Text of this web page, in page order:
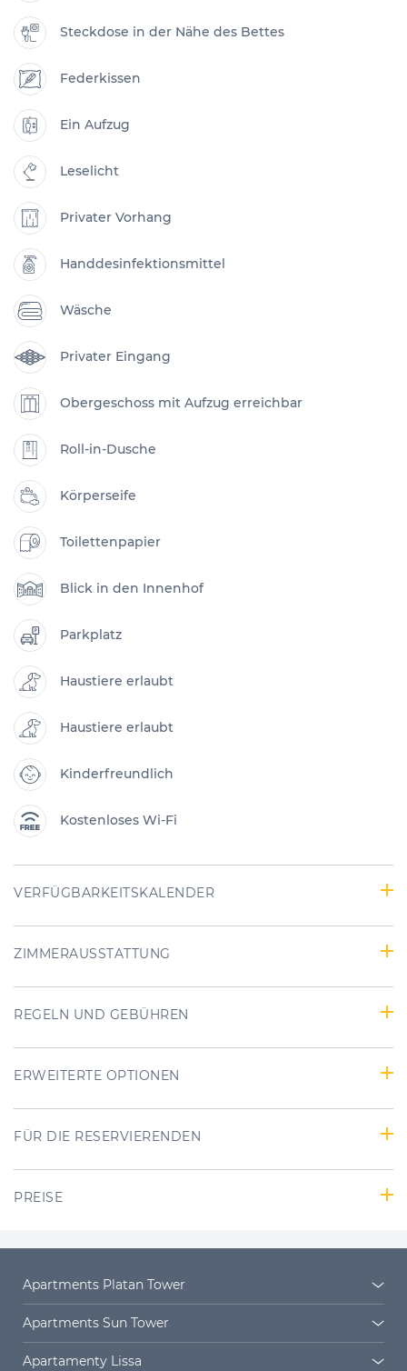
Steckdose in der Nähe des Bettes
Federkissen
Ein Aufzug
Leselicht
Privater Vorhang
Handdesinfektionsmittel
Wäsche
Privater Eingang
Obergeschoss mit Aufzug erreichbar
Roll-in-Dusche
Körperseife
Toilettenpapier
Blick in den Innenhof
Parkplatz
Haustiere erlaubt
Haustiere erlaubt
Kinderfreundlich
Kostenloses Wi-Fi
VERFÜGBARKEITSKALENDER
ZIMMERAUSSTATTUNG
REGELN UND GEBÜHREN
ERWEITERTE OPTIONEN
FÜR DIE RESERVIERENDEN
PREISE
Apartments Platan Tower
Platan Tower
Apartments Sun Tower
Sun Towers 38/11
Apartamenty Lissa